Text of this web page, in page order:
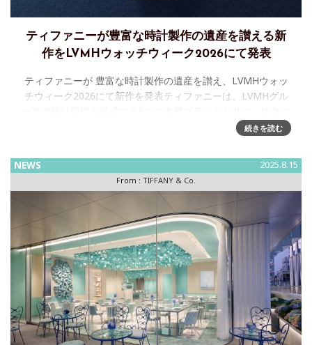
ティファニーが豊富な時計製作の遺産を讃える新
作をLVMHウォッチウィーク2026にて発表
ティファニーが 豊富な時計製作の遺産を讃え、LVMHウォッ
チウィーク2026にて新作を発表ティファニーは、LVMHグル
続き2度目となるLVMHウォッチウィークに参加いたします。
続きを読む
NEWS 2025.8.15
From : TIFFANY & Co.